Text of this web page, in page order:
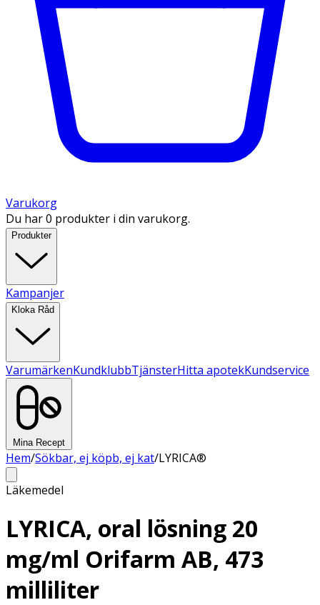
Varukorg
Du har 0 produkter i din varukorg.
Produkter
Kampanjer
Kloka Råd
VarumärkenKundklubbTjänsterHitta apotekKundservice
Mina Recept
Hem/Sökbar, ej köpb, ej kat/LYRICA®
Läkemedel
LYRICA, oral lösning 20
mg/ml Orifarm AB, 473
milliliter